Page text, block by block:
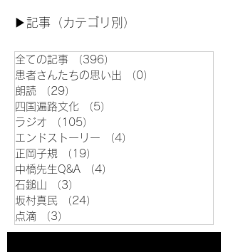
▶︎記事（カテゴリ別）
全ての記事 （396）
患者さんたちの思い出
（0）
朗読
（29）
四国遍路文化
（5）
ラジオ
（105）
エンドストーリー
（4）
正岡子規
（19）
中橋先生Q&A
（4）
石鎚山
（3）
坂村真民
（24）
点滴
（3）